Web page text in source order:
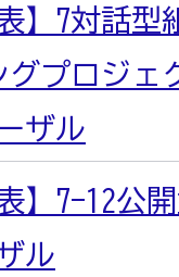
】7対話
グプロジェ
ザル
】7-12公
ル